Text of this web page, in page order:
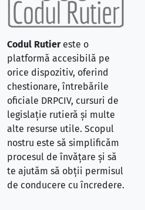
Codul Rutiereste o
platformă accesibilă pe
orice dispozitiv, oferind
chestionare, întrebările
oficiale DRPCIV, cursuri de
legislație rutieră și multe
alte resurse utile. Scopul
nostru este să simplificăm
procesul de învățare și să
te ajutăm să obții permisul
de conducere cu încredere.